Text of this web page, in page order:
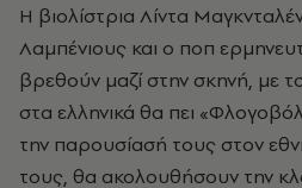
Η βιολίστρια Λίντα
Λαμπένιους και ο ποπ
βρεθούν μαζί στην σκηνή, με
στα ελληνικά θα πει
την παρουσίασή τους στον
τους, θα ακολουθήσουν την